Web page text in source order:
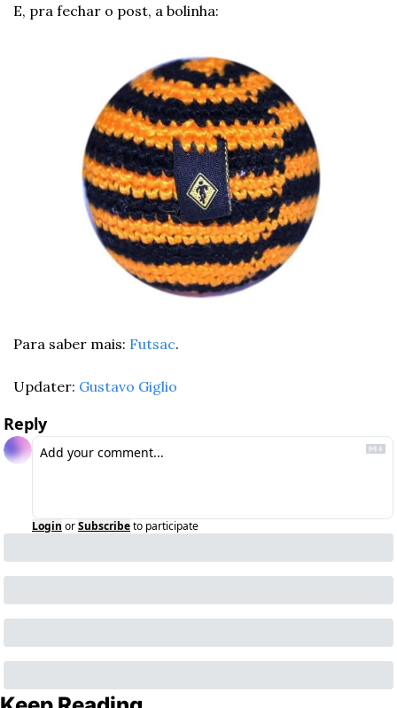
E, pra fechar o post, a bolinha:
Para saber mais: Futsac.
Updater: Gustavo Giglio
Reply
Login orSubscribeto participate